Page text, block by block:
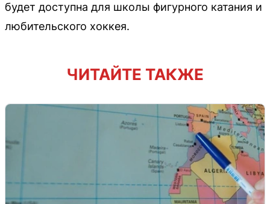
будет доступна для школы фигурного катания и
любительского хоккея.
ЧИТАЙТЕ ТАКЖЕ